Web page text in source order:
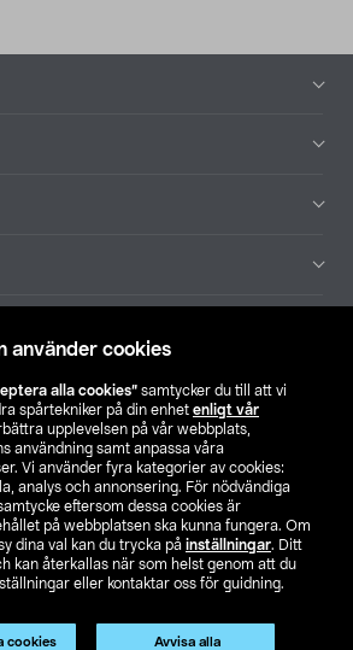
använder cookies
alla cookies” samtycker du till att vi
spårtekniker på din enhet enligt vår
upplevelsen på vår webbplats,
användning samt anpassa våra
Vi använder fyra kategorier av cookies:
analys och annonsering. För nödvändiga
eftersom dessa cookies är
på webbplatsen ska kunna fungera. Om
dina val kan du trycka på inställningar. Ditt
kan återkallas när som helst genom att du
eller kontaktar oss för guidning.
cookies Avvisa alla
Hitta butik
SE NO FI
till priser exklusive moms